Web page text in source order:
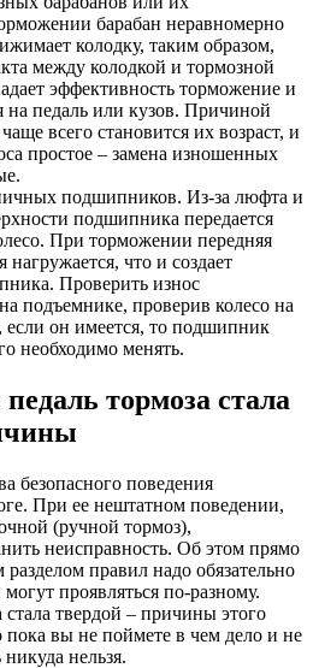
барабан неравномерно
колодку, таким образом,
между колодкой и тормозной
эффективность торможение и
на педаль или кузов. Причиной
всего становится их возраст, и
простое – замена изношенных
подшипников. Из-за люфта и
подшипника передается
При торможении передняя
нагружается, что и создает
Проверить износ
подъемнике, проверив колесо на
он имеется, то подшипник
необходимо менять.
тормоза стала
безопасного поведения
При ее нештатном поведении,
(ручной тормоз),
неисправность. Об этом прямо
правил надо обязательно
проявляться по-разному.
твердой – причины этого
вы не поймете в чем дело и не
нельзя.